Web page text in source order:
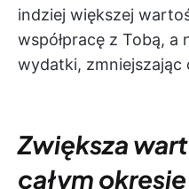
indziej większej
współpracę z Tobą,
wydatki, zmniejszając
Zwiększa
całym